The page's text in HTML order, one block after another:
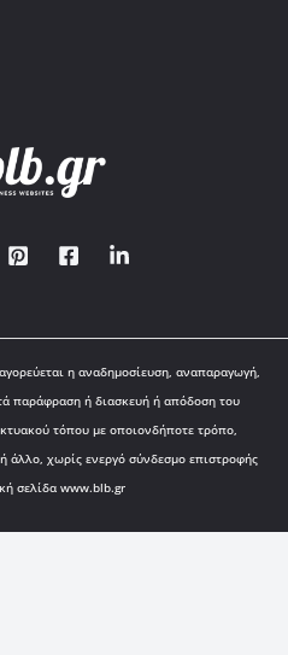
η αναδημοσίευση, αναπαραγωγή,
παράφραση ή διασκευή ή απόδοση του
τόπου με οποιονδήποτε τρόπο,
άλλο, χωρίς ενεργό σύνδεσμο επιστροφής
σελίδα www.blb.gr